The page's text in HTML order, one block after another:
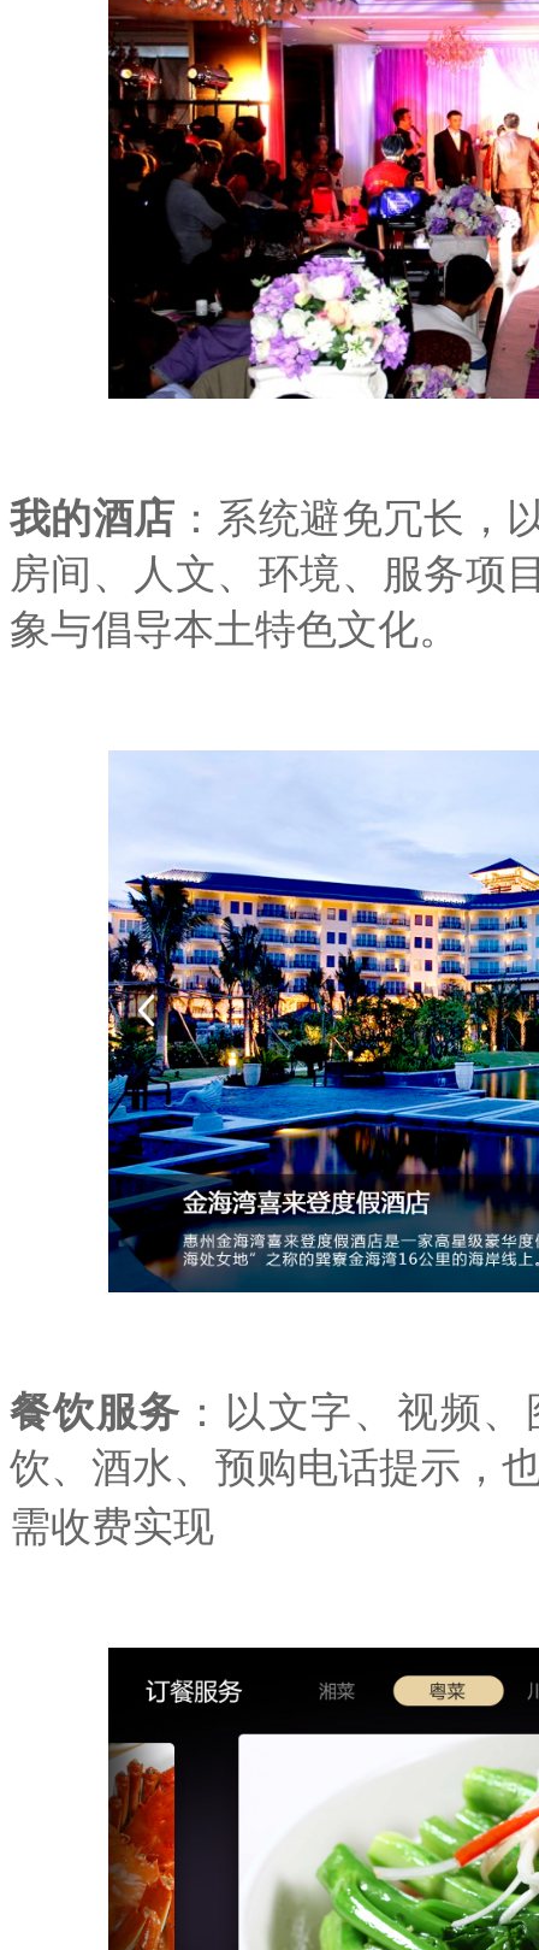
我的酒店 ：系统避免冗长，
房间、人文、环境、服务项
象与倡导本土特色文化。
餐饮服务 ：以文字、视频
饮、酒水、预购电话提示，
需收费实现